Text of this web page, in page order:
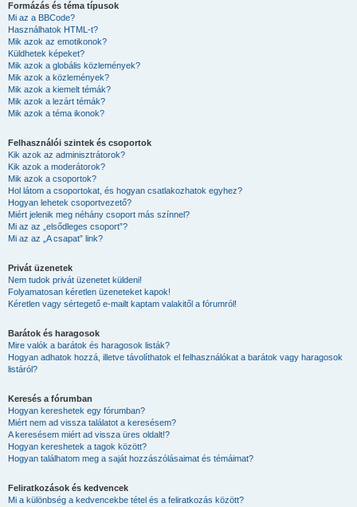
Formázás és téma típusok
Mi az a BBCode?
Használhatok HTML-t?
Mik azok az emotikonok?
Küldhetek képeket?
Mik azok a globális közlemények?
Mik azok a közlemények?
Mik azok a kiemelt témák?
Mik azok a lezárt témák?
Mik azok a téma ikonok?
Felhasználói szintek és csoportok
Kik azok az adminisztrátorok?
Kik azok a moderátorok?
Mik azok a csoportok?
Hol látom a csoportokat, és hogyan csatlakozhatok egyhez?
Hogyan lehetek csoportvezető?
Miért jelenik meg néhány csoport más színnel?
Mi az az „elsődleges csoport”?
Mi az az „A csapat” link?
Privát üzenetek
Nem tudok privát üzenetet küldeni!
Folyamatosan kéretlen üzeneteket kapok!
Kéretlen vagy sértegető e-mailt kaptam valakitől a fórumról!
Barátok és haragosok
Mire valók a barátok és haragosok listák?
Hogyan adhatok hozzá, illetve távolíthatok el felhasználókat a barátok vagy haragosok
listáról?
Keresés a fórumban
Hogyan kereshetek egy fórumban?
Miért nem ad vissza találatot a keresésem?
A keresésem miért ad vissza üres oldalt!?
Hogyan kereshetek a tagok között?
Hogyan találhatom meg a saját hozzászólásaimat és témáimat?
Feliratkozások és kedvencek
Mi a különbség a kedvencekbe tétel és a feliratkozás között?